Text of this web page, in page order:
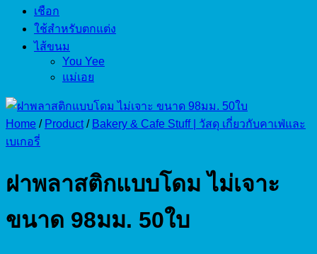
เชือก
ใช้สำหรับตกแต่ง
ไส้ขนม
You Yee
แม่เอย
Home / Product / Bakery & Cafe Stuff | วัสดุ เกี่ยวกับคาเฟ่และ
เบเกอรี่
ฝาพลาสติกแบบโดม ไม่เจาะ
ขนาด 98มม. 50ใบ